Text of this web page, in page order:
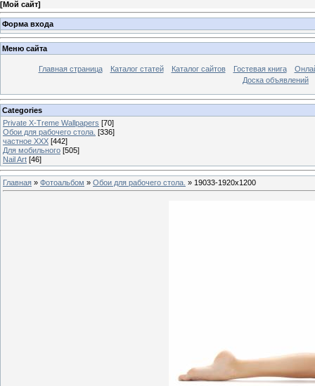
[Мой сайт]
Форма входа
Меню сайта
Главная страница Каталог статей Каталог сайтов Гостевая книга
Доска объявлений
Categories
Private X-Treme Wallpapers [70]
Обои для рабочего стола. [336]
частное ХХХ [442]
Для мобильного [505]
Nail Art [46]
Главная » Фотоальбом » Обои для рабочего стола. » 19033-1920x1200